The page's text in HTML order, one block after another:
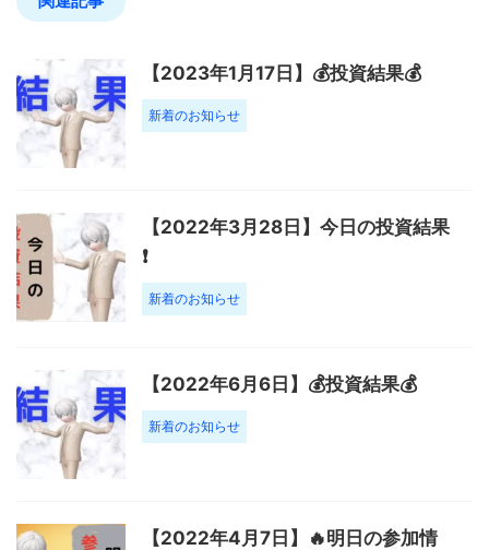
【2023年1月17日】💰投資結果💰
新着のお知らせ
【2022年3月28日】今日の投資結果
❗️
新着のお知らせ
【2022年6月6日】💰投資結果💰
新着のお知らせ
【2022年4月7日】🔥明日の参加情